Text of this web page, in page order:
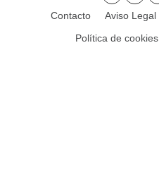
Contacto Aviso Legal
Política de cookies